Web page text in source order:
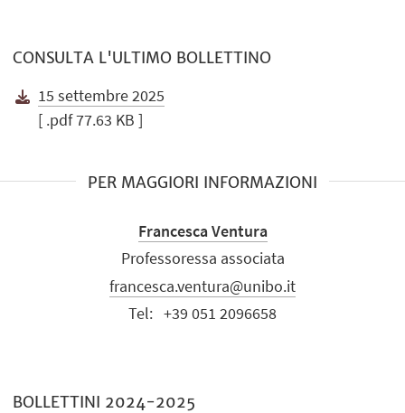
CONSULTA L'ULTIMO BOLLETTINO
15 settembre 2025
[ .pdf 77.63 KB ]
PER MAGGIORI INFORMAZIONI
Francesca Ventura
Professoressa associata
francesca.ventura@unibo.it
Tel: +39 051 2096658
BOLLETTINI 2024-2025